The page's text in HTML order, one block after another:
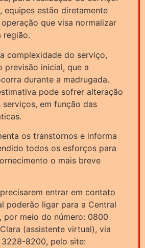
equipes estão diretamente
que visa normalizar
região.
complexidade do serviço,
previsão inicial, que a
durante a madrugada.
pode sofrer alteração
em função das
os transtornos e informa
todos os esforços para
o mais breve
entrar em contato
poderão ligar para a Central
por meio do número: 0800
(assistente virtual), via
8200, pelo site: